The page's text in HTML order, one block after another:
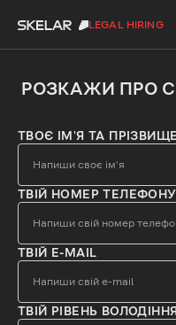
LEGAL HIRING
РОЗКАЖИ ПРО
ТВОЄ ІМ'Я ТА ПРІЗВИЩЕ
ТВІЙ НОМЕР ТЕЛЕФОНУ /
ТВІЙ E-MAIL
ТВІЙ РІВЕНЬ